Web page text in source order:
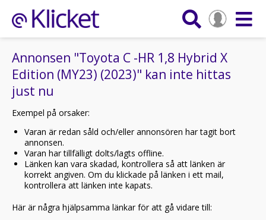
Annonsen "Toyota C -HR 1,8 Hybrid X
Edition (MY23) (2023)" kan inte hittas
just nu
Exempel på orsaker:
Varan är redan såld och/eller annonsören har tagit bort
annonsen.
Varan har tillfälligt dolts/lagts offline.
Länken kan vara skadad, kontrollera så att länken är
korrekt angiven. Om du klickade på länken i ett mail,
kontrollera att länken inte kapats.
Här är några hjälpsamma länkar för att gå vidare till: